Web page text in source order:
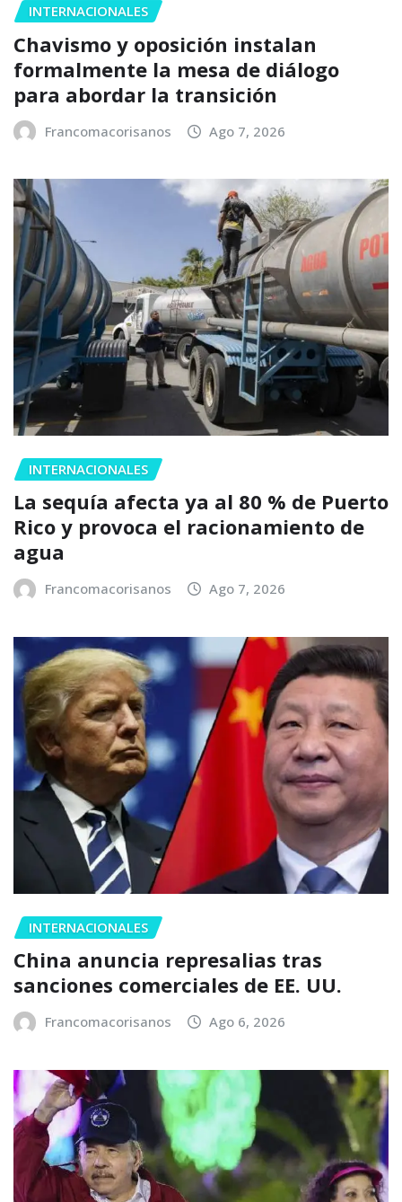
INTERNACIONALES
Chavismo y oposición instalan
formalmente la mesa de diálogo
para abordar la transición
Francomacorisanos Ago 7, 2026
INTERNACIONALES
La sequía afecta ya al 80 % de Puerto
Rico y provoca el racionamiento de
agua
Francomacorisanos Ago 7, 2026
INTERNACIONALES
China anuncia represalias tras
sanciones comerciales de EE. UU.
Francomacorisanos Ago 6, 2026